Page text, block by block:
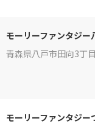
モーリーファンタジー
青森県八戸市田向3丁
モーリーファンタジー